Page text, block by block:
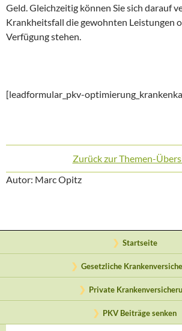
Geld. Gleichzeitig können Sie sich darauf
Krankheitsfall die gewohnten Leistungen
Verfügung stehen.
[leadformular_pkv-
Zurück zur Themen-
Autor: Marc Opitz
Startseite
Gesetzliche
Private
PKV Beiträge senken